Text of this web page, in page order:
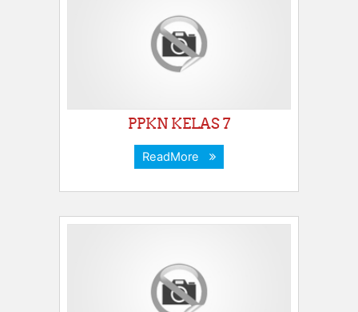
PPKN KELAS 7
ReadMore